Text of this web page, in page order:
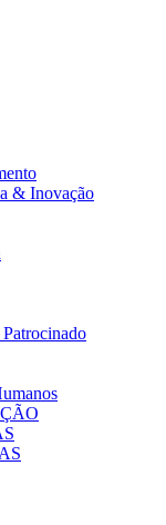
& Inovação